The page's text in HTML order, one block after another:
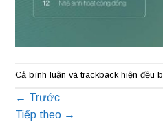
Cả bình luận và trackback hiện đều
← Trước
Tiếp theo →